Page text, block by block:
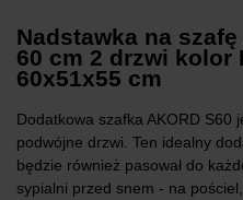
Nadstawka na szafę
60 cm 2 drzwi kolor
60x51x55 cm
Dodatkowa szafka AKORD S60
podwójne drzwi. Ten idealny
będzie również pasował do
sypialni przed snem - na